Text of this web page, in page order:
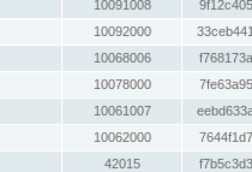
10091008
10092000
10068006
10078000
10061007
10062000
42015